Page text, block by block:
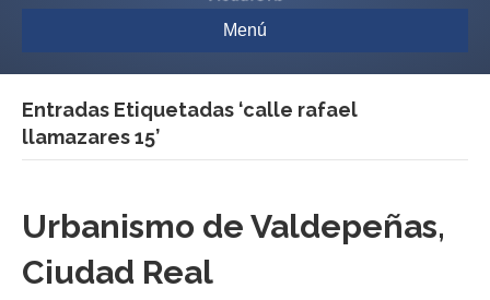
Menú
Entradas Etiquetadas ‘calle rafael
llamazares 15’
Urbanismo de Valdepeñas,
Ciudad Real